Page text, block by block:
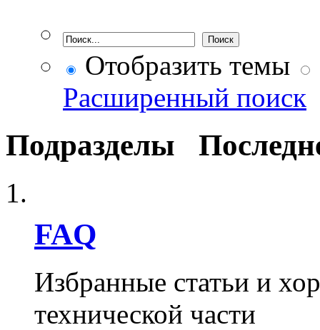
Отобразить темы
Расширенный поиск
Подразделы
FAQ
Избранные статьи и
технической части